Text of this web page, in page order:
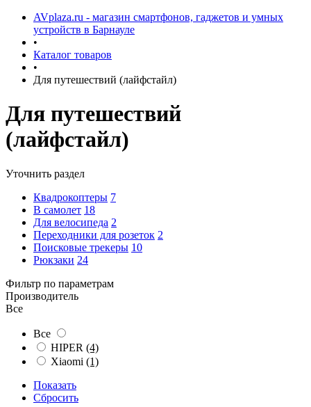
AVplaza.ru - магазин смартфонов, гаджетов и умных
устройств в Барнауле
•
Каталог товаров
•
Для путешествий (лайфстайл)
Для путешествий
(лайфстайл)
Уточнить раздел
Квадрокоптеры 7
В самолет 18
Для велосипеда 2
Переходники для розеток 2
Поисковые трекеры 10
Рюкзаки 24
Фильтр по параметрам
Производитель
Все
Все
HIPER (4)
Xiaomi (1)
Показать
Сбросить